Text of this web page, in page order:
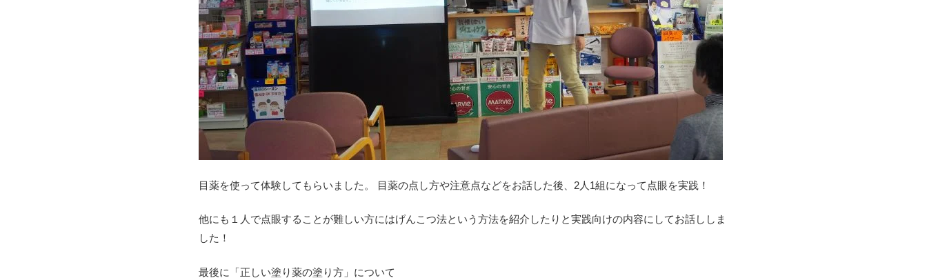
目薬を使って体験してもらいました。 目薬の点し方や注意点などをお話した後、2人1組になって点眼を実践！
他にも１人で点眼することが難しい方にはげんこつ法という方法を紹介したりと実践向けの内容にしてお話ししま
した！
最後に「正しい塗り薬の塗り方」について